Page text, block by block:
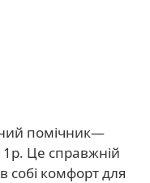
помічник—
Це справжній
собі комфорт для